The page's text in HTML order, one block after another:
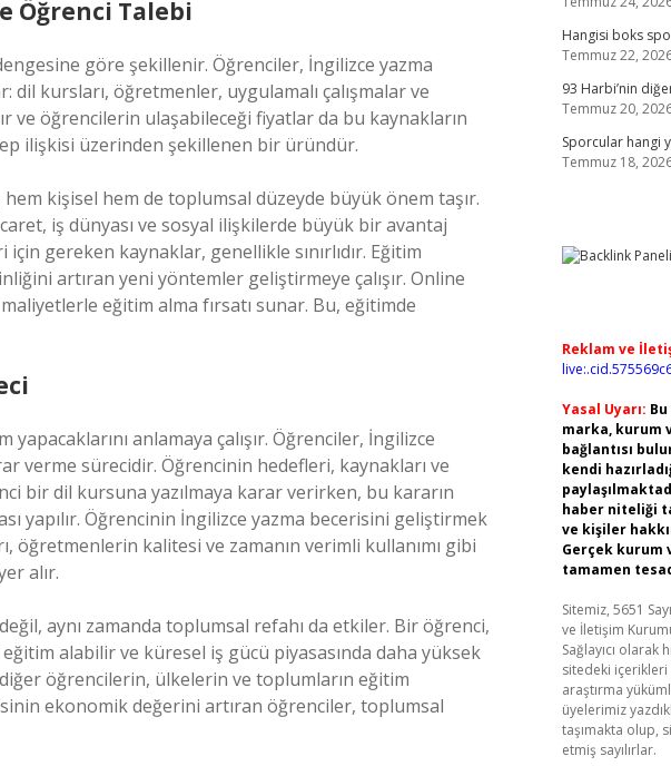
Öğrenci Talebi
göre şekillenir. Öğrenciler, İngilizce yazma
kursları, öğretmenler, uygulamalı çalışmalar ve
ve öğrencilerin ulaşabileceği fiyatlar da bu kaynakların
ilişkisi üzerinden şekillenen bir üründür.
kişisel hem de toplumsal düzeyde büyük önem taşır.
iş dünyası ve sosyal ilişkilerde büyük bir avantaj
gereken kaynaklar, genellikle sınırlıdır. Eğitim
artıran yeni yöntemler geliştirmeye çalışır. Online
eğitim alma fırsatı sunar. Bu, eğitimde
anlamaya çalışır. Öğrenciler, İngilizce
verme sürecidir. Öğrencinin hedefleri, kaynakları ve
bir dil kursuna yazılmaya karar verirken, bu kararın
yapılır. Öğrencinin İngilizce yazma becerisini geliştirmek
öğretmenlerin kalitesi ve zamanın verimli kullanımı gibi
alır.
aynı zamanda toplumsal refahı da etkiler. Bir öğrenci,
alabilir ve küresel iş gücü piyasasında daha yüksek
öğrencilerin, ülkelerin ve toplumların eğitim
ekonomik değerini artıran öğrenciler, toplumsal
Hangisi boks
Temmuz 22,
93 Harbi’nin
Temmuz 20,
Sporcular hangi
Temmuz 18,
Reklam ve
Yasal Uyarı:
marka, kurum
bağlantısı
kendi
haber niteliği
ve kişiler
Gerçek kurum
tamamen
Sitemiz, 5651
ve İletişim
Sağlayıcı
sitedeki
araştırma
üyelerimiz
taşımakta olup,
etmiş sayılırlar.